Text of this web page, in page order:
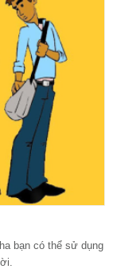
bạn có thể sử dụng